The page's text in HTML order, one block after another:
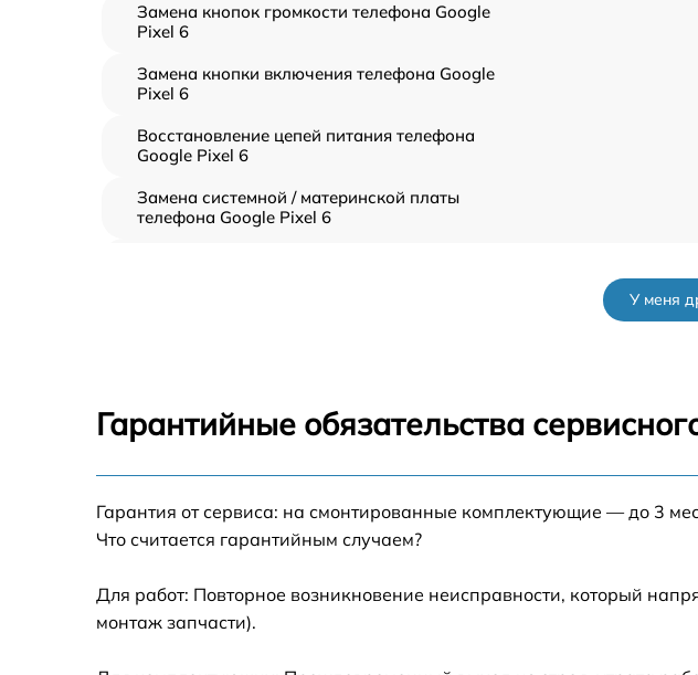
Замена кнопок громкости телефона Google
Pixel 6
Замена кнопки включения телефона Google
Pixel 6
Восстановление цепей питания телефона
Google Pixel 6
Замена системной / материнской платы
телефона Google Pixel 6
Замена динамика телефона Google Pixel 6
У меня
Гарантийные обязательства
Гарантия от сервиса: на смонтированные комплектующие — до 3
Что считается гарантийным случаем?
Для работ: Повторное возникновение неисправности, который
монтаж запчасти).